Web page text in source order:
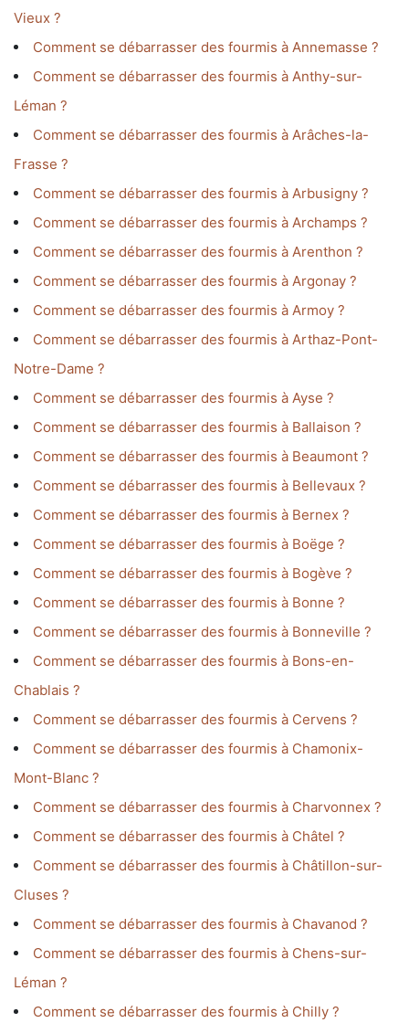
Vieux ?
Comment se débarrasser des fourmis à Annemasse ?
Comment se débarrasser des fourmis à Anthy-sur-
Léman ?
Comment se débarrasser des fourmis à Arâches-la-
Frasse ?
Comment se débarrasser des fourmis à Arbusigny ?
Comment se débarrasser des fourmis à Archamps ?
Comment se débarrasser des fourmis à Arenthon ?
Comment se débarrasser des fourmis à Argonay ?
Comment se débarrasser des fourmis à Armoy ?
Comment se débarrasser des fourmis à Arthaz-Pont-
Notre-Dame ?
Comment se débarrasser des fourmis à Ayse ?
Comment se débarrasser des fourmis à Ballaison ?
Comment se débarrasser des fourmis à Beaumont ?
Comment se débarrasser des fourmis à Bellevaux ?
Comment se débarrasser des fourmis à Bernex ?
Comment se débarrasser des fourmis à Boëge ?
Comment se débarrasser des fourmis à Bogève ?
Comment se débarrasser des fourmis à Bonne ?
Comment se débarrasser des fourmis à Bonneville ?
Comment se débarrasser des fourmis à Bons-en-
Chablais ?
Comment se débarrasser des fourmis à Cervens ?
Comment se débarrasser des fourmis à Chamonix-
Mont-Blanc ?
Comment se débarrasser des fourmis à Charvonnex ?
Comment se débarrasser des fourmis à Châtel ?
Comment se débarrasser des fourmis à Châtillon-sur-
Cluses ?
Comment se débarrasser des fourmis à Chavanod ?
Comment se débarrasser des fourmis à Chens-sur-
Léman ?
Comment se débarrasser des fourmis à Chilly ?